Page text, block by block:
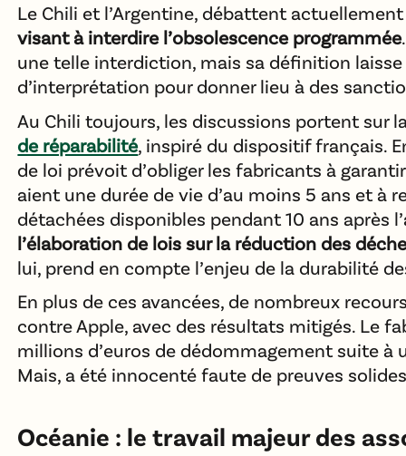
Le Chili et l’Argentine, débattent
visant à interdire l’obsolescence programmée
une telle interdiction, mais sa définition
d’interprétation pour donner lieu à des
Au Chili toujours, les discussions portent sur
de réparabilité, inspiré du dispositif français.
de loi prévoit d’obliger les fabricants à
aient une durée de vie d’au moins 5 ans et à
détachées disponibles pendant 10 ans après
l’élaboration de lois sur la réduction des
lui, prend en compte l’enjeu de la durabilité
En plus de ces avancées, de nombreux
contre Apple, avec des résultats mitigés. Le
millions d’euros de dédommagement suite à
Mais, a été innocenté faute de preuves
Océanie : le travail majeur des